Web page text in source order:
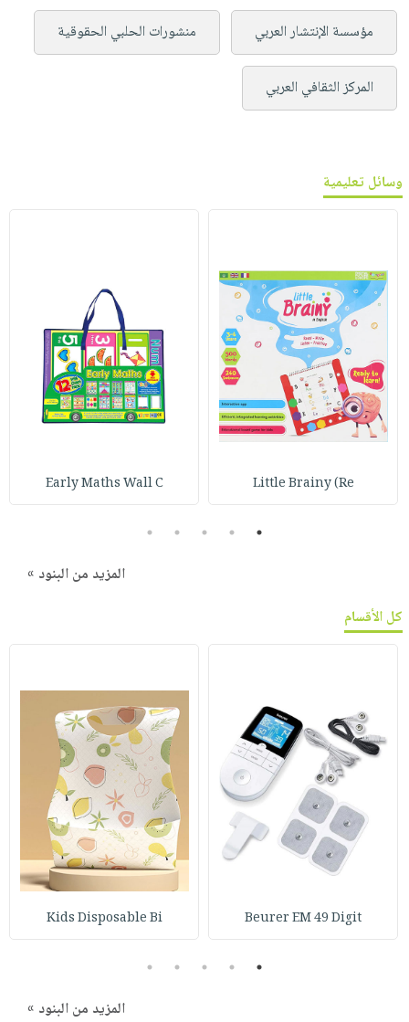
مؤسسة الإنتشار العربي منشورات الحلبي الحقوقية
المركز الثقافي العربي
وسائل تعليمية
Little Brainy (Re
Early Maths Wall C
1
2
3
4
5
المزيد من البنود »
كل الأقسام
Beurer EM 49 Digit
Kids Disposable Bi
1
2
3
4
5
المزيد من البنود »